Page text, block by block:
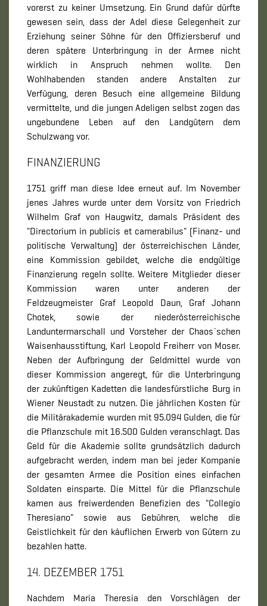
vorerst zu keiner Umsetzung. Ein Grund dafür dürfte
gewesen sein, dass der Adel diese Gelegenheit zur
Erziehung seiner Söhne für den Offiziersberuf und
deren spätere Unterbringung in der Armee nicht
wirklich in Anspruch nehmen wollte. Den
Wohlhabenden standen andere Anstalten zur
Verfügung, deren Besuch eine allgemeine Bildung
vermittelte, und die jungen Adeligen selbst zogen das
ungebundene Leben auf den Landgütern dem
Schulzwang vor.
FINANZIERUNG
1751 griff man diese Idee erneut auf. Im November
jenes Jahres wurde unter dem Vorsitz von Friedrich
Wilhelm Graf von Haugwitz, damals Präsident des
"Directorium in publicis et camerabilus" (Finanz- und
politische Verwaltung) der österreichischen Länder,
eine Kommission gebildet, welche die endgültige
Finanzierung regeln sollte. Weitere Mitglieder dieser
Kommission waren unter anderen der
Feldzeugmeister Graf Leopold Daun, Graf Johann
Chotek, sowie der niederösterreichische
Landuntermarschall und Vorsteher der Chaos´schen
Waisenhausstiftung, Karl Leopold Freiherr von Moser.
Neben der Aufbringung der Geldmittel wurde von
dieser Kommission angeregt, für die Unterbringung
der zukünftigen Kadetten die landesfürstliche Burg in
Wiener Neustadt zu nutzen. Die jährlichen Kosten für
die Militärakademie wurden mit 95.094 Gulden, die für
die Pflanzschule mit 16.500 Gulden veranschlagt. Das
Geld für die Akademie sollte grundsätzlich dadurch
aufgebracht werden, indem man bei jeder Kompanie
der gesamten Armee die Position eines einfachen
Soldaten einsparte. Die Mittel für die Pflanzschule
kamen aus freiwerdenden Benefizien des "Collegio
Theresiano" sowie aus Gebühren, welche die
Geistlichkeit für den käuflichen Erwerb von Gütern zu
bezahlen hatte.
14. DEZEMBER 1751
Nachdem Maria Theresia den Vorschlägen der